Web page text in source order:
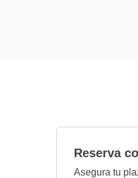
Reserva
Asegura tu